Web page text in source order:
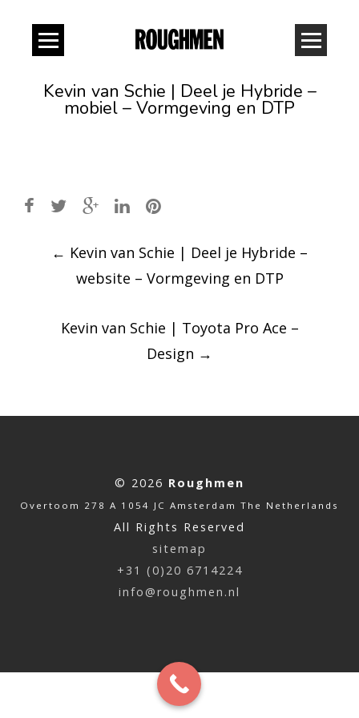
Kevin van Schie | Deel je Hybride –
mobiel – Vormgeving en DTP
Post
navigation
← Kevin van Schie | Deel je Hybride –
website – Vormgeving en DTP
Kevin van Schie | Toyota Pro Ace –
Design →
© 2026 Roughmen
Overtoom 278 A 1054 JC Amsterdam The Netherlands
All Rights Reserved
sitemap
+31 (0)20 6714224
info@roughmen.nl